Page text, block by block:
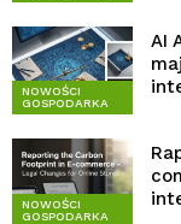
NOWOŚCI
GOSPODARKA
AI
NOWOŚCI
GOSPODARKA